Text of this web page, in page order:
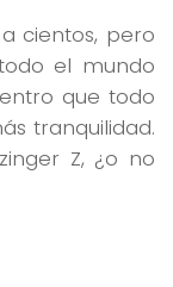
cientos, pero
el mundo
que todo
tranquilidad.
Z, ¿o no